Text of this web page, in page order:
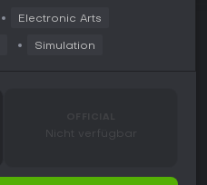
Electronic Arts
Simulation
Nicht verfügbar